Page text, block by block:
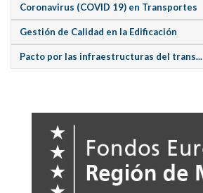
Coronavirus (COVID 19) en Transportes
Gestión de Calidad en la Edificación
Pacto por las infraestructuras del trans...